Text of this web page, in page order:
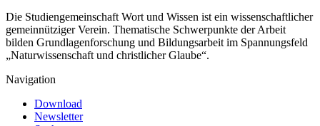
Die Studiengemeinschaft Wort und Wissen ist ein wissenschaftlicher
gemeinnütziger Verein. Thematische Schwerpunkte der Arbeit
bilden Grundlagenforschung und Bildungsarbeit im Spannungsfeld
„Naturwissenschaft und christlicher Glaube“.
Navigation
Download
Newsletter